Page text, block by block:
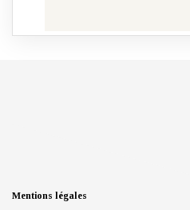
Mentions légales